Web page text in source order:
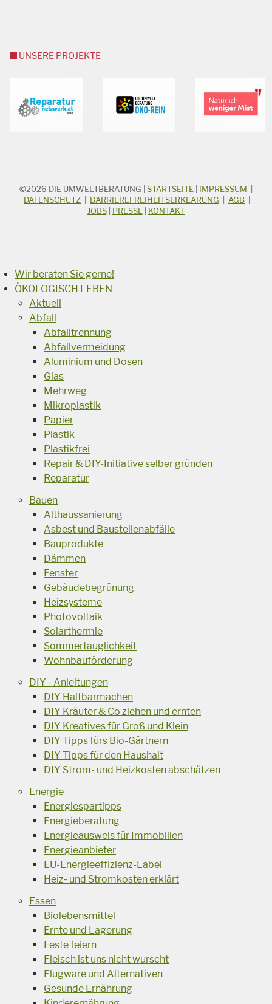
UNSERE PROJEKTE
STICHWORTSUCHE
Suchbegriff
©2026 DIE UMWELTBERATUNG STARTSEITE IMPRESSUM
DATENSCHUTZ
BARRIEREFREIHEITSERKLÄRUNG AGB
JOBS| PRESSE| KONTAKT
Wir beraten Sie gerne!
ÖKOLOGISCH LEBEN
Aktuell
Abfall
Abfalltrennung
Abfallvermeidung
Aluminium und Dosen
Glas
Mehrweg
Mikroplastik
Papier
Plastik
Plastikfrei
Repair & DIY-Initiative selber gründen
Reparatur
Bauen
Althaussanierung
Asbest und Baustellenabfälle
Bauprodukte
Dämmen
Fenster
Gebäudebegrünung
Heizsysteme
Photovoltaik
Solarthermie
Sommertauglichkeit
Wohnbauförderung
DIY - Anleitungen
DIY Haltbarmachen
DIY Kräuter & Co ziehen und ernten
DIY Kreatives für Groß und Klein
DIY Tipps fürs Bio-Gärtnern
DIY Tipps für den Haushalt
DIY Strom- und Heizkosten abschätzen
Energie
Energiespartipps
Energieberatung
Energieausweis für Immobilien
Energieanbieter
EU-Energieeffizienz-Label
Heiz- und Stromkosten erklärt
Essen
Biolebensmittel
Ernte und Lagerung
Feste feiern
Fleisch ist uns nicht wurscht
Flugware und Alternativen
Gesunde Ernährung